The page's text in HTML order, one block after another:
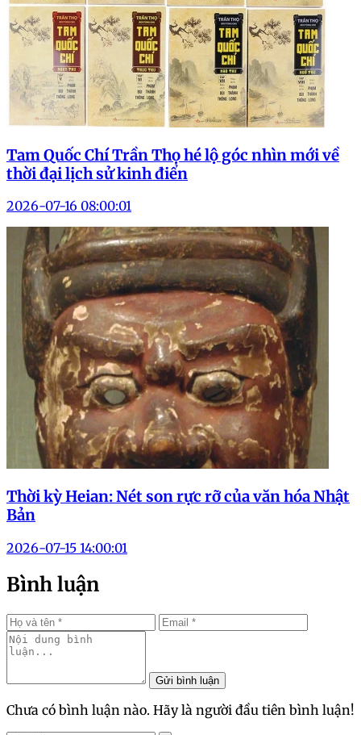
Tam Quốc Chí Trần Thọ hé lộ góc nhìn mới về
thời đại lịch sử kinh điển
2026-07-16 08:00:01
Thời kỳ Heian: Nét son rực rỡ của văn hóa Nhật
Bản
2026-07-15 14:00:01
Bình luận
Gửi bình luận
Chưa có bình luận nào. Hãy là người đầu tiên bình luận!